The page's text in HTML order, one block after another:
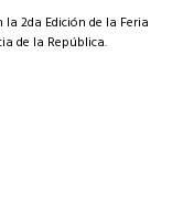
2da Edición de la Feria
de la República.